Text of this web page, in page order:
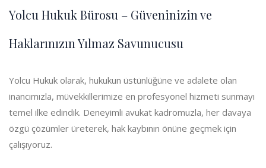
Yolcu Hukuk Bürosu – Güveninizin ve
Haklarınızın Yılmaz Savunucusu
Yolcu Hukuk olarak, hukukun üstünlüğüne ve adalete olan
inancımızla, müvekkillerimize en profesyonel hizmeti sunmayı
temel ilke edindik. Deneyimli avukat kadromuzla, her davaya
özgü çözümler üreterek, hak kaybının önüne geçmek için
çalışıyoruz.